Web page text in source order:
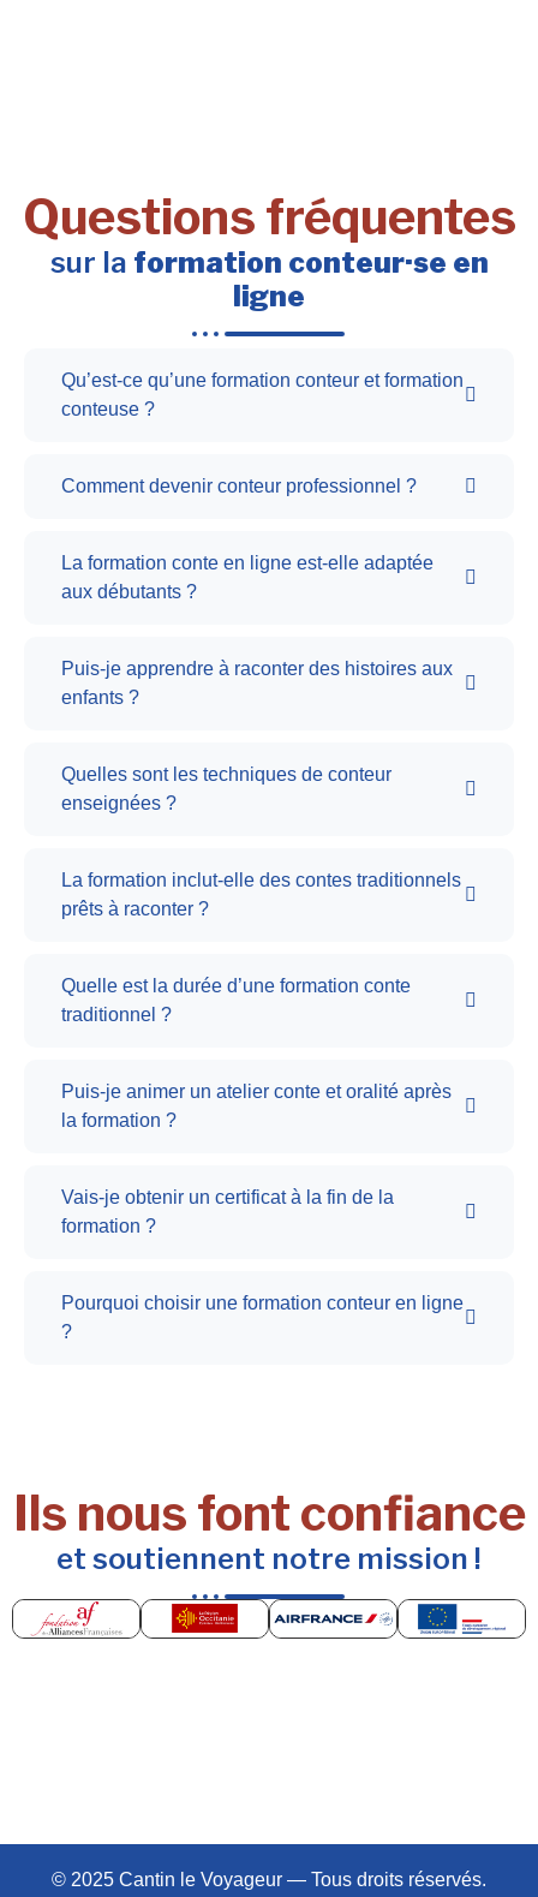
Questions fréquentes
sur la formation conteur·se en
ligne
Qu’est-ce qu’une formation conteur et formation
conteuse ?
Comment devenir conteur professionnel ?
La formation conte en ligne est-elle adaptée
aux débutants ?
Puis-je apprendre à raconter des histoires aux
enfants ?
Quelles sont les techniques de conteur
enseignées ?
La formation inclut-elle des contes traditionnels
prêts à raconter ?
Quelle est la durée d’une formation conte
traditionnel ?
Puis-je animer un atelier conte et oralité après
la formation ?
Vais-je obtenir un certificat à la fin de la
formation ?
Pourquoi choisir une formation conteur en ligne
?
Ils nous font confiance
et soutiennent notre mission !
© 2025 Cantin le Voyageur — Tous droits réservés.